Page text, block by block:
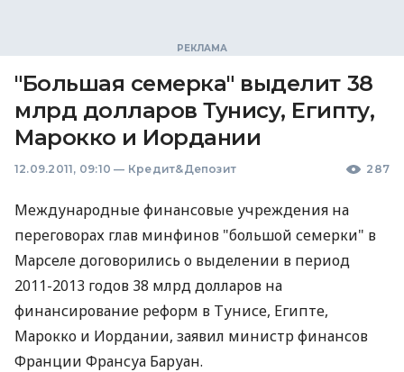
"Большая семерка" выделит 38
млрд долларов Тунису, Египту,
Марокко и Иордании
12.09.2011, 09:10 — Кредит&Депозит 287
Международные финансовые учреждения на
переговорах глав минфинов "большой семерки" в
Марселе договорились о выделении в период
2011-2013 годов 38 млрд долларов на
финансирование реформ в Тунисе, Египте,
Марокко и Иордании, заявил министр финансов
Франции Франсуа Баруан.